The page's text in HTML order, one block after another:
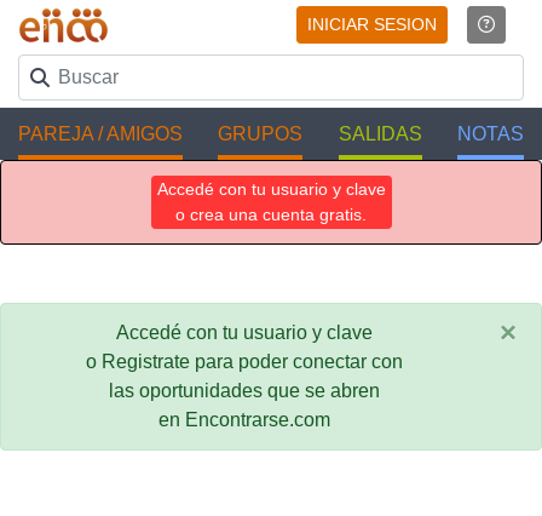
INICIAR SESION
PAREJA / AMIGOS GRUPOS SALIDAS NOTAS
Accedé con tu usuario y clave
o crea una cuenta gratis.
Accedé con tu usuario y clave
o Registrate para poder conectar con
las oportunidades que se abren
en Encontrarse.com
×